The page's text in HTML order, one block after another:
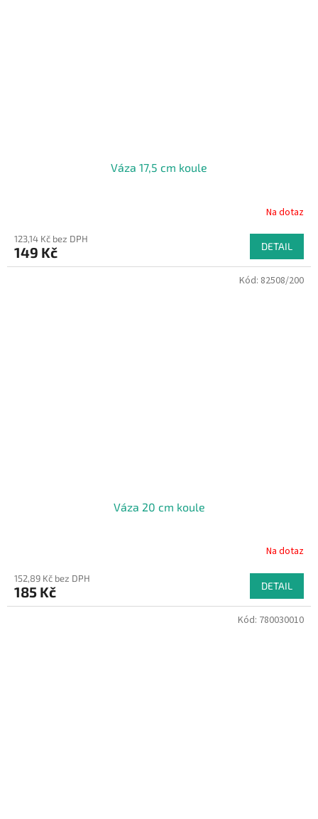
Váza 17,5 cm koule
Na dotaz
123,14 Kč bez DPH
149 Kč DETAIL
Váza 20 cm koule
Na dotaz
152,89 Kč bez DPH
185 Kč DETAIL
Kód: 82508/200
Kód: 780030010